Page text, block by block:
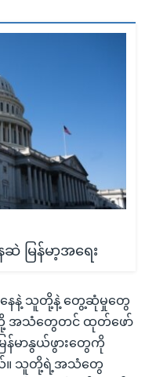
မြန်မာ့အရေး
နေနဲ့ သူတို့နဲ့ တွေ့ဆုံမှုတွေ
တို့ အသံတွေတင် ထုတ်ဖော်
န်မာနွယ်ဖွားတွေကို
တယ်။ သူတို့ရဲ့အသံတွေ